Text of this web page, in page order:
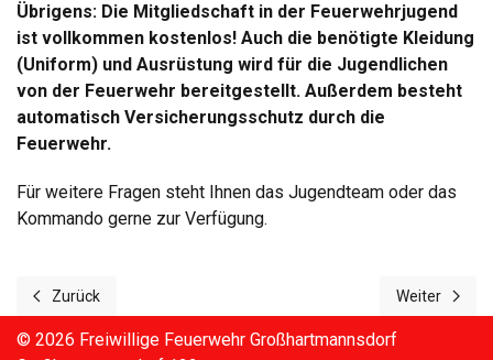
Übrigens: Die Mitgliedschaft in der Feuerwehrjugend
ist vollkommen kostenlos! Auch die benötigte Kleidung
(Uniform) und Ausrüstung wird für die Jugendlichen
von der Feuerwehr bereitgestellt. Außerdem besteht
automatisch Versicherungsschutz durch die
Feuerwehr.
Für weitere Fragen steht Ihnen das Jugendteam oder das
Kommando gerne zur Verfügung.
Vorheriger Beitrag: Wettkampfgruppe
Zurück Nächster
Weiter
© 2026 Freiwillige Feuerwehr Großhartmannsdorf